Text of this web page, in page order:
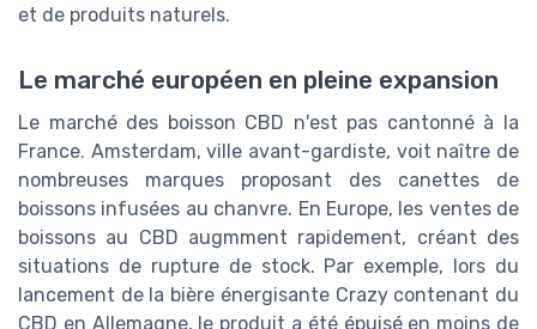
et de produits naturels.
Le marché européen en pleine expansion
Le marché des boisson CBD n'est pas cantonné à la
France. Amsterdam, ville avant-gardiste, voit naître de
nombreuses marques proposant des canettes de
boissons infusées au chanvre. En Europe, les ventes de
boissons au CBD augmment rapidement, créant des
situations de rupture de stock. Par exemple, lors du
lancement de la bière énergisante Crazy contenant du
CBD en Allemagne, le produit a été épuisé en moins de